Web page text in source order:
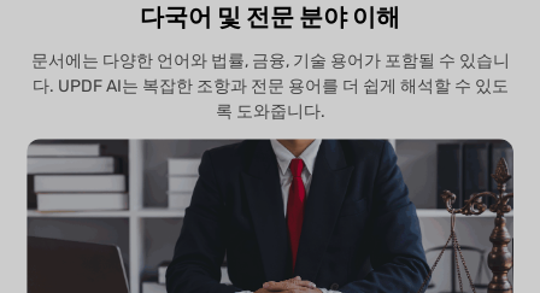
다국어 및 전문 분야 이해
문서에는 다양한 언어와 법률, 금융, 기술 용어가 포함될 수 있습니
다. UPDF AI는 복잡한 조항과 전문 용어를 더 쉽게 해석할 수 있도
록 도와줍니다.